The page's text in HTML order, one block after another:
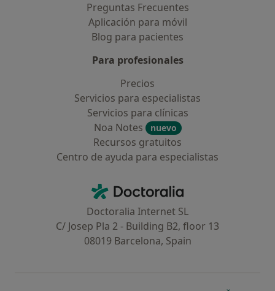
Preguntas Frecuentes
Aplicación para móvil
Blog para pacientes
Para profesionales
Precios
Servicios para especialistas
Servicios para clínicas
Noa Notes
nuevo
Recursos gratuitos
Centro de ayuda para especialistas
Doctoralia - Página de inicio
Doctoralia Internet SL
C/ Josep Pla 2 - Building B2, floor 13
08019 Barcelona, Spain